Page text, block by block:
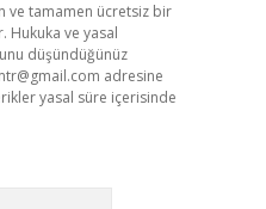
ve tamamen ücretsiz bir
Hukuka ve yasal
düşündüğünüz
adresine
yasal süre içerisinde